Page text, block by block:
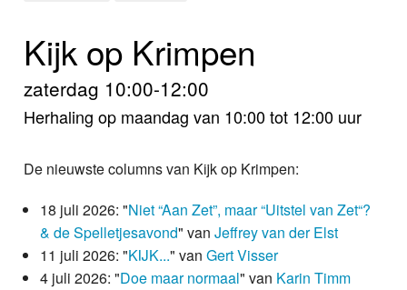
Nieuws
Foto's
Video
Webcam
Info
Kijk op Krimpen
zaterdag 10:00-12:00
Herhaling op maandag van 10:00 tot 12:00 uur
De nieuwste columns van Kijk op Krimpen:
18 juli 2026: "Niet “Aan Zet”, maar “Uitstel van Zet“?
& de Spelletjesavond" van Jeffrey van der Elst
11 juli 2026: "KIJK..." van Gert Visser
4 juli 2026: "Doe maar normaal" van Karin Timm